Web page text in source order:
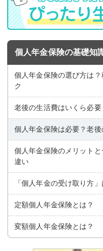
個人年金保険の基礎知
個人年金保険の選び方は
ク
老後の生活費はいくら必
個人年金保険は必要？老
個人年金保険のメリット
違い
「個人年金の受け取り方」
定額個人年金保険とは？
変額個人年金保険とは？